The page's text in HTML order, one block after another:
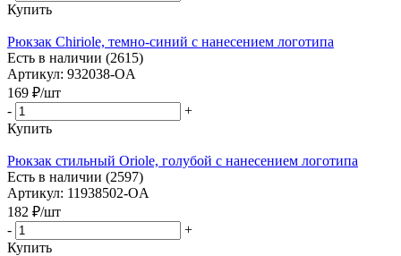
Купить
Рюкзак Chiriole, темно-синий с нанесением логотипа
Есть в наличии (2615)
Артикул: 932038-OA
169 ₽/шт
-
+
Купить
Рюкзак стильный Oriole, голубой с нанесением логотипа
Есть в наличии (2597)
Артикул: 11938502-OA
182 ₽/шт
-
+
Купить